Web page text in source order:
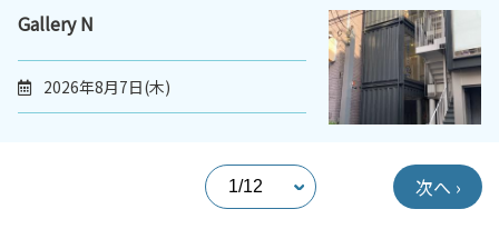
Gallery N
2026年8月7日(木)
次へ ›